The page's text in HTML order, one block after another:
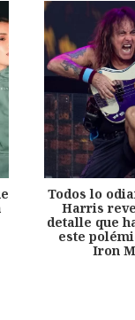
Todos lo
Harris
detalle que
este
Iron